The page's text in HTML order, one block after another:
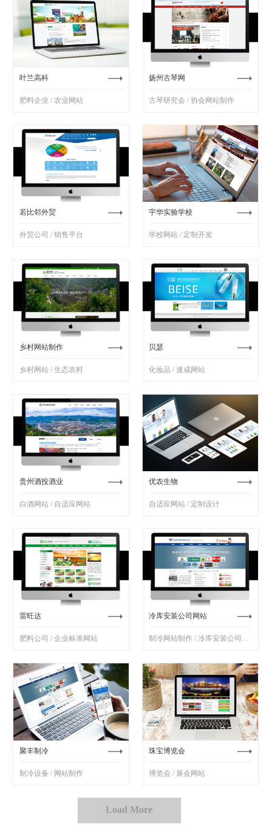
叶兰高科
肥料企业 / 农业网站
扬州古琴网
古琴研究会 / 协会网站制作
若比邻外贸
外贸公司 / 销售平台
宇华实验学校
学校网站 / 定制开发
乡村网站制作
乡村网站 / 生态农村
贝瑟
化妆品 / 速成网站
贵州酒投酒业
白酒网站 / 自适应网站
优农生物
自适应网站 / 定制设计
雷旺达
肥料公司 / 企业标准网站
冷库安装公司网站
制冷网站制作 / 冷库安装公司网站
聚丰制冷
制冷设备 / 网站制作
珠宝博览会
博览会 / 展会网站
Load More